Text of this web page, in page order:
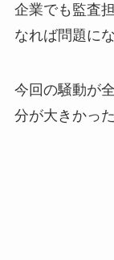
企業でも監査
なれば問題に
今回の騒動が
分が大きかっ